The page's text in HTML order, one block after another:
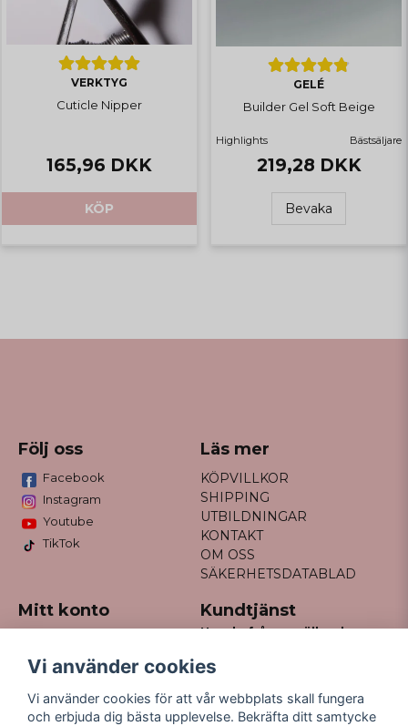
VERKTYG
Cuticle Nipper
165,96 DKK
KÖP
GELÉ
Builder Gel Soft Beige
Highlights Bästsäljare
219,28 DKK
Bevaka
Följ oss
Facebook
Instagram
Youtube
TikTok
Läs mer
KÖPVILLKOR
SHIPPING
UTBILDNINGAR
KONTAKT
OM OSS
SÄKERHETSDATABLAD
Mitt konto
Registrera dig
Glömt lösenord?
Kundtjänst
Har du frågor gällande
kontakt@missfancy.se
Vi använder cookies
Vi använder cookies för att vår webbplats skall fungera
och erbjuda dig bästa upplevelse. Bekräfta ditt samtycke